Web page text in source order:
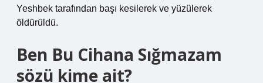
Yeshbek tarafından başı kesilerek ve yüzülerek
öldürüldü.
Ben Bu Cihana Sığmazam
sözü kime ait?